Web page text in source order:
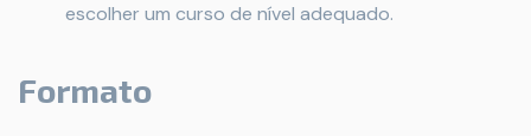
escolher um curso de nível adequado.
Formato